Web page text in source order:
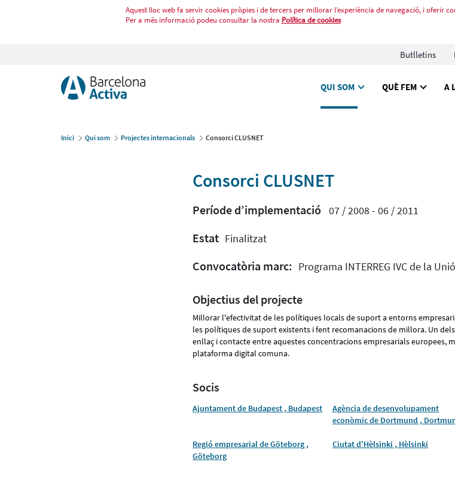
Aquest lloc web fa servir cookies pròpies i de tercers per millorar l’experiència de navegació, i oferir
Per a més informació podeu consultar la nostra Política de cookies
Butlletins
QUI SOM QUÈ FEM A
Inici Qui som Projectes internacionals Consorci CLUSNET
Consorci CLUSNET
Període d’implementació 07 / 2008 - 06 / 2011
Estat Finalitzat
Convocatòria marc: Programa INTERREG IVC de la
Objectius del projecte
Millorar l'efectivitat de les polítiques locals de suport a entorns
les polítiques de suport existents i fent recomanacions de millora. Un
enllaç i contacte entre aquestes concentracions empresarials europees,
plataforma digital comuna.
Socis
Ajuntament de Budapest , Budapest
Agència de desenvolupament
econòmic de Dortmund ,
Regió empresarial de Göteborg ,
Göteborg
Ciutat d'Hèlsinki , Hèlsinki